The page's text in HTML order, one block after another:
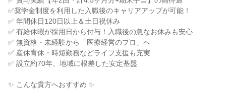
✅奨学金制度を利用した入職後のキャリアアップが可能！
✅ 年間休日120日以上＆土日祝休み
✅ 有給休暇が採用日から付与！入職後の急なお休みも安心
✅ 無資格・未経験から「医療経営のプロ」へ
✅ 産休育休・時短勤務などライフ支援も充実
✅ 設立約70年、地域に根差した安定基盤
✨ こんな貴方へおすすめ ✨